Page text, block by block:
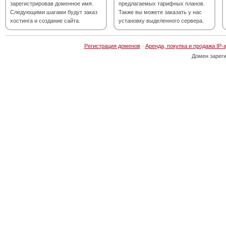
зарегистрировав доменное имя.
Следующими шагами будут заказ
хостинга и создание сайта.
предлагаемых тарифных планов.
Также вы можете заказать у нас
установку выделенного сервера.
Регистрация доменов· Аренда, покупка и продажа IP-
Домен